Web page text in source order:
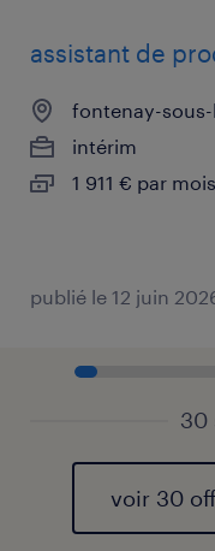
assistant de
fontenay-
intérim
1 911 € par mois
publié le 12 juin
30
voir 30